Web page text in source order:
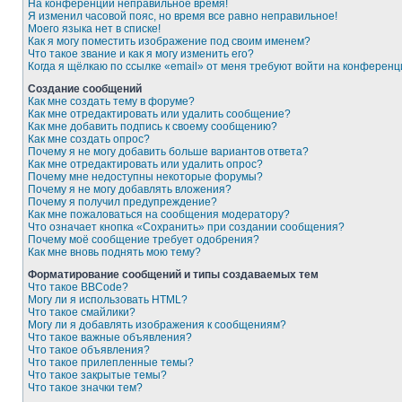
На конференции неправильное время!
Я изменил часовой пояс, но время все равно неправильное!
Моего языка нет в списке!
Как я могу поместить изображение под своим именем?
Что такое звание и как я могу изменить его?
Когда я щёлкаю по ссылке «email» от меня требуют войти на
Создание сообщений
Как мне создать тему в форуме?
Как мне отредактировать или удалить сообщение?
Как мне добавить подпись к своему сообщению?
Как мне создать опрос?
Почему я не могу добавить больше вариантов ответа?
Как мне отредактировать или удалить опрос?
Почему мне недоступны некоторые форумы?
Почему я не могу добавлять вложения?
Почему я получил предупреждение?
Как мне пожаловаться на сообщения модератору?
Что означает кнопка «Сохранить» при создании сообщения?
Почему моё сообщение требует одобрения?
Как мне вновь поднять мою тему?
Форматирование сообщений и типы создаваемых тем
Что такое BBCode?
Могу ли я использовать HTML?
Что такое смайлики?
Могу ли я добавлять изображения к сообщениям?
Что такое важные объявления?
Что такое объявления?
Что такое прилепленные темы?
Что такое закрытые темы?
Что такое значки тем?